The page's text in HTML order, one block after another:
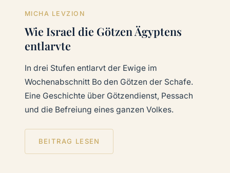
MICHA LEVZION
Wie Israel die Götzen Ägyptens
entlarvte
In drei Stufen entlarvt der Ewige im
Wochenabschnitt Bo den Götzen der Schafe.
Eine Geschichte über Götzendienst, Pessach
und die Befreiung eines ganzen Volkes.
BEITRAG LESEN